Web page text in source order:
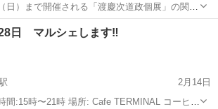
日）まで開催される「渡慶次道政個展」の関連
13：30より、沖縄県立博物館・美術館 ３F講
いたします。 ゲストを招いて、この
もろまち駅 その他
日 マルシェします‼️
2月14日
時〜21時 場所: Cafe TERMINAL コーヒー